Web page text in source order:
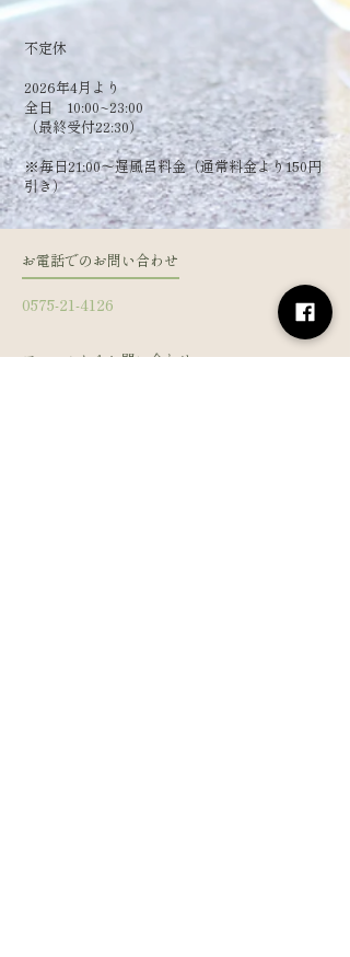
​不定休
2026年4月より
全日 10:00~23:00
（最終受付22:30）
​※毎日21:00～遅風呂料金（通常料金より150円
引き）
お電話でのお問い合わせ
0575-21-4126
フォームからお問い合わせ